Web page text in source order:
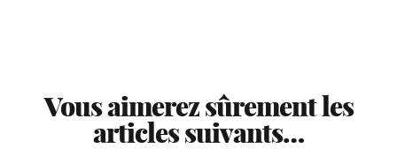
Vous aimerez sûrement les
articles suivants…